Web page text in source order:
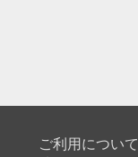
ご利用について